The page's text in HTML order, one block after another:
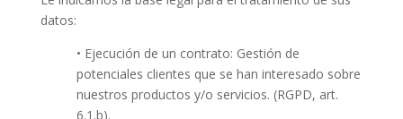
datos:
• Ejecución de un contrato: Gestión de
potenciales clientes que se han interesado sobre
nuestros productos y/o servicios. (RGPD, art.
6.1.b).